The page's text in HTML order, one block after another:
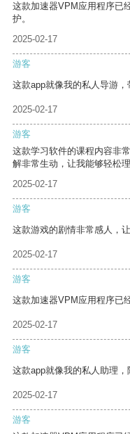
这款加速器VPM应用程序已
护。
2025-02-17
游客
这款app就像我的私人导游，
2025-02-17
游客
这款学习软件的课程内容非
解非常生动，让我能够轻松理
2025-02-17
游客
这款游戏的剧情非常感人，
2025-02-17
游客
这款加速器VPM应用程序已
2025-02-17
游客
这款app就像我的私人助理，
2025-02-17
游客